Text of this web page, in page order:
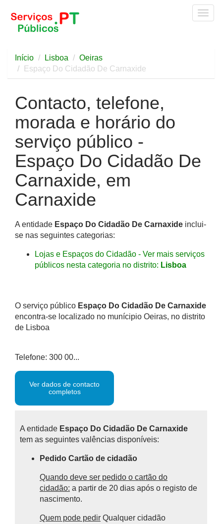
Início Lisboa
Oeiras
Espaço Do Cidadão De Carnaxide
Contacto, telefone,
morada e horário do
serviço público -
Espaço Do Cidadão De
Carnaxide, em
Carnaxide
A entidade Espaço Do Cidadão De Carnaxide inclui-
se nas seguintes categorias:
Lojas e Espaços do Cidadão - Ver mais serviços
públicos nesta categoria no distrito: Lisboa
O serviço público Espaço Do Cidadão De Carnaxide
encontra-se localizado no munícipio Oeiras, no distrito
de Lisboa
Telefone: 300 00...
Ver dados de contacto
completos
A entidade Espaço Do Cidadão De Carnaxide
tem as seguintes valências disponíveis:
Pedido Cartão de cidadão
Quando deve ser pedido o cartão do
cidadão: a partir de 20 dias após o registo de
nascimento.
Quem pode pedir Qualquer cidadão